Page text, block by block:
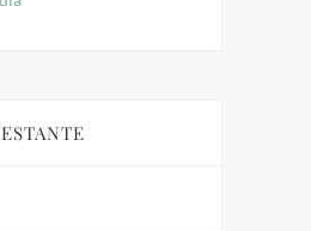
ESTANTE